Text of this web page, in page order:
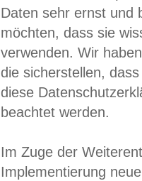
Daten sehr ernst und
möchten, dass sie
verwenden. Wir
die sicherstellen,
diese
beachtet werden.
Im Zuge der
Implementierung